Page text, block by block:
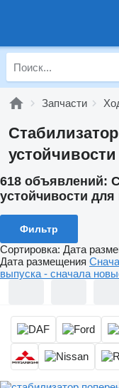
Запчасти
618 объявлений:
устойчивости для
Фильтр
Сортировка: Дата
Дата размещения
выпуска - сначала